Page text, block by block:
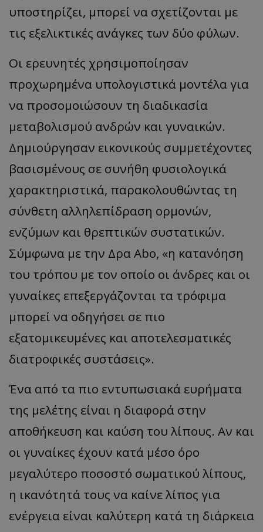
υποστηρίζει, μπορεί να σχετίζονται με
τις εξελικτικές ανάγκες των δύο φύλων.
Οι ερευνητές χρησιμοποίησαν
προχωρημένα υπολογιστικά μοντέλα για
να προσομοιώσουν τη διαδικασία
μεταβολισμού ανδρών και γυναικών.
Δημιούργησαν εικονικούς συμμετέχοντες
βασισμένους σε συνήθη φυσιολογικά
χαρακτηριστικά, παρακολουθώντας τη
σύνθετη αλληλεπίδραση ορμονών,
ενζύμων και θρεπτικών συστατικών.
Σύμφωνα με την Δρα Abo, «η κατανόηση
του τρόπου με τον οποίο οι άνδρες και οι
γυναίκες επεξεργάζονται τα τρόφιμα
μπορεί να οδηγήσει σε πιο
εξατομικευμένες και αποτελεσματικές
διατροφικές συστάσεις».
Ένα από τα πιο εντυπωσιακά ευρήματα
της μελέτης είναι η διαφορά στην
αποθήκευση και καύση του λίπους. Αν και
οι γυναίκες έχουν κατά μέσο όρο
μεγαλύτερο ποσοστό σωματικού λίπους,
η ικανότητά τους να καίνε λίπος για
ενέργεια είναι καλύτερη κατά τη διάρκεια